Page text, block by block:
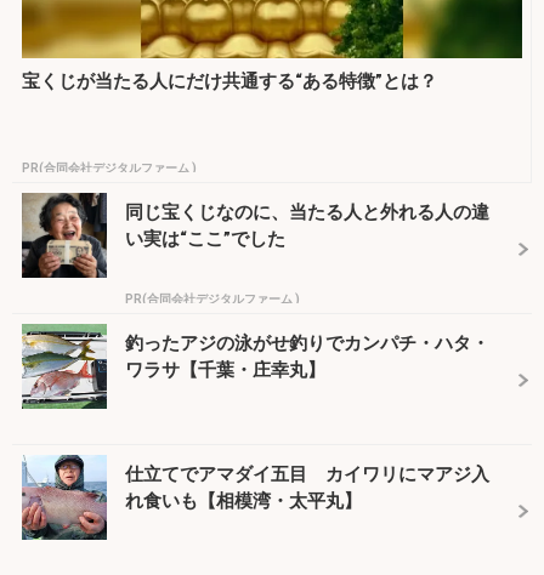
宝くじが当たる人にだけ共通する“ある特徴”とは？
PR(合同会社デジタルファーム )
同じ宝くじなのに、当たる人と外れる人の違
い実は“ここ”でした
PR(合同会社デジタルファーム )
釣ったアジの泳がせ釣りでカンパチ・ハタ・
ワラサ【千葉・庄幸丸】
仕立てでアマダイ五目 カイワリにマアジ入
れ食いも【相模湾・太平丸】